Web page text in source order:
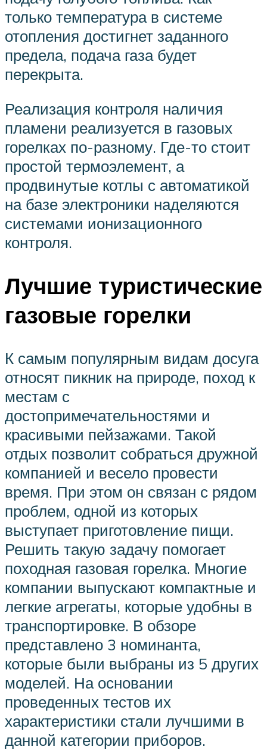
только температура в системе
отопления достигнет заданного
предела, подача газа будет
перекрыта.
Реализация контроля наличия
пламени реализуется в газовых
горелках по-разному. Где-то стоит
простой термоэлемент, а
продвинутые котлы с автоматикой
на базе электроники наделяются
системами ионизационного
контроля.
Лучшие туристические
газовые горелки
К самым популярным видам досуга
относят пикник на природе, поход к
местам с
достопримечательностями и
красивыми пейзажами. Такой
отдых позволит собраться дружной
компанией и весело провести
время. При этом он связан с рядом
проблем, одной из которых
выступает приготовление пищи.
Решить такую задачу помогает
походная газовая горелка. Многие
компании выпускают компактные и
легкие агрегаты, которые удобны в
транспортировке. В обзоре
представлено 3 номинанта,
которые были выбраны из 5 других
моделей. На основании
проведенных тестов их
характеристики стали лучшими в
данной категории приборов.